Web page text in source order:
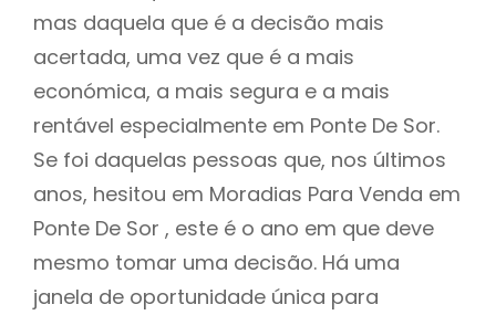
mas daquela que é a decisão mais
acertada, uma vez que é a mais
económica, a mais segura e a mais
rentável especialmente em Ponte De Sor.
Se foi daquelas pessoas que, nos últimos
anos, hesitou em Moradias Para Venda em
Ponte De Sor , este é o ano em que deve
mesmo tomar uma decisão. Há uma
janela de oportunidade única para